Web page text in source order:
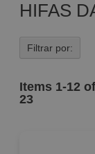
HIFAS
Items 1-12of
23
Filtrar por: